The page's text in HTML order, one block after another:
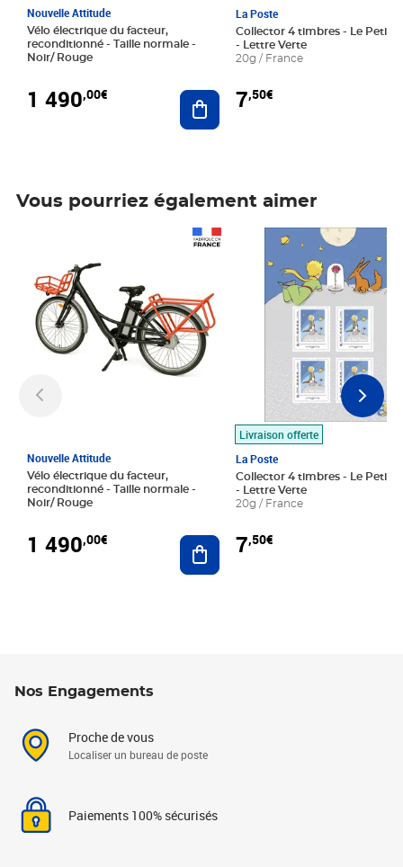
Nouvelle Attitude
Vélo électrique du facteur,
reconditionné - Taille normale -
Noir/ Rouge
1 490,00€ Ajouter au panier
La Poste
Collector 4 timbres - Le Petit
- Lettre Verte
20g / France
7,50€
Vous pourriez également aimer
Nouvelle Attitude
Vélo électrique du facteur,
reconditionné - Taille normale -
Noir/ Rouge
1 490,00€ Ajouter au panier
Livraison offerte
La Poste
Collector 4 timbres - Le Petit
- Lettre Verte
20g / France
7,50€
Prix 7,50€
Nos Engagements
Proche de vous
Localiser un bureau de poste
Paiements 100% sécurisés